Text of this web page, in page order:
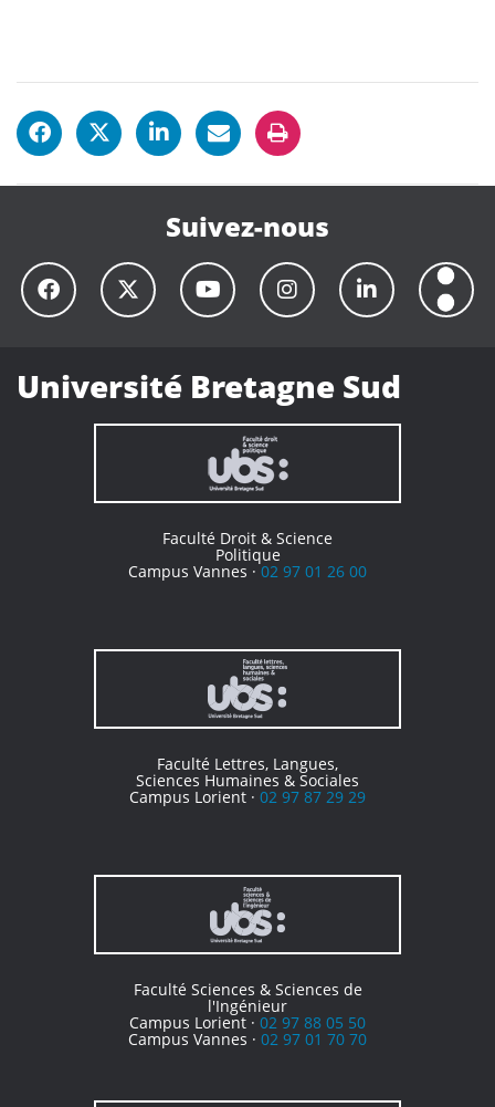
Suivez-nous
Université Bretagne Sud
Faculté Droit & Science
Politique
Campus Vannes ·02 97 01 26 00
Faculté Lettres, Langues,
Sciences Humaines & Sociales
Campus Lorient · 02 97 87 29 29
Faculté Sciences & Sciences de
l'Ingénieur
Campus Lorient · 02 97 88 05 50
Campus Vannes · 02 97 01 70 70